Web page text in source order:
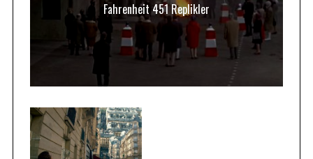
Fahrenheit 451 Replikler